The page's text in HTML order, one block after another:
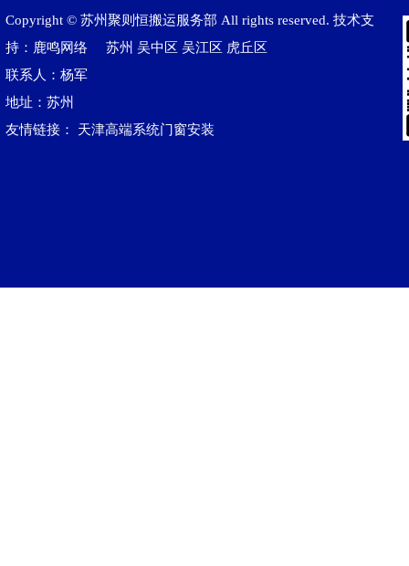
Copyright © 苏州聚则恒搬运服务部 All rights reserved. 技术支
持：鹿鸣网络 苏州 吴中区 吴江区‌ 虎丘区
联系人：杨军
地址：苏州
友情链接： 天津高端系统门窗安装